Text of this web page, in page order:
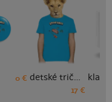
0 € detské tričko
17 €